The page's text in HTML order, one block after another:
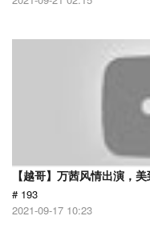
【越哥】万茜风情出演，
# 193
2021-09-17 10:23